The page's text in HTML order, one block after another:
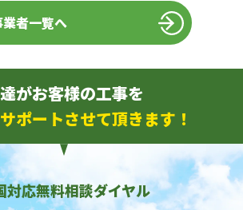
者一覧へ
がお客様の工事を
ポートさせて頂きます！
対応無料相談ダイヤル